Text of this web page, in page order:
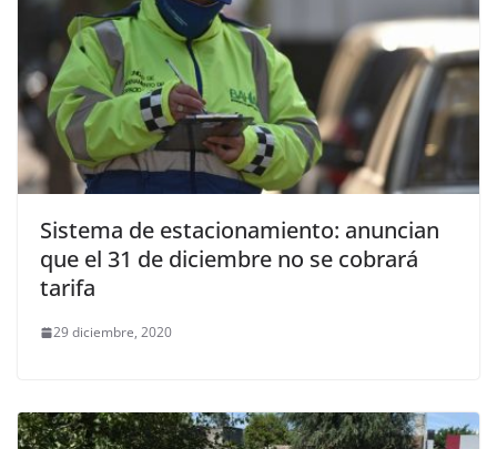
Sistema de estacionamiento: anuncian
que el 31 de diciembre no se cobrará
tarifa
29 diciembre, 2020